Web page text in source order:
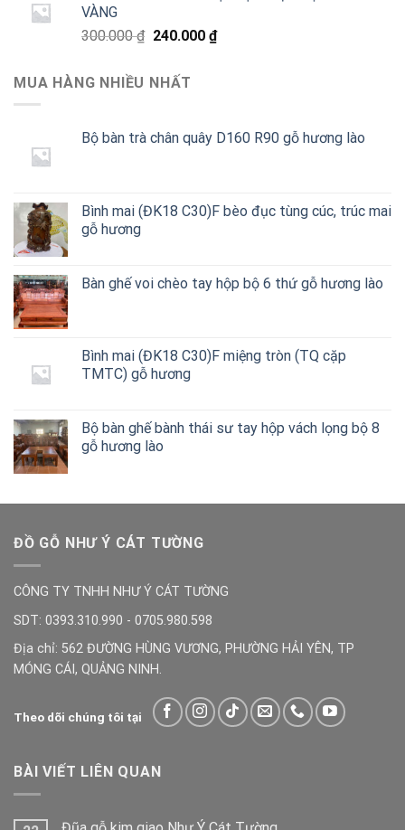
VÀNG
300.000₫ Giá
là:
300.000 ₫.
240.000 ₫Giá
MUA HÀNG NHIỀU NHẤT
Bộ bàn trà chân quây D160 R90 gỗ hương lào
Bình mai (ĐK18 C30)F bèo đục tùng cúc, trúc mai
gỗ hương
Bàn ghế voi chèo tay hộp bộ 6 thứ gỗ hương lào
Bình mai (ĐK18 C30)F miệng tròn (TQ cặp
TMTC) gỗ hương
Bộ bàn ghế bành thái sư tay hộp vách lọng bộ 8
gỗ hương lào
ĐỒ GỖ NHƯ Ý CÁT TƯỜNG
CÔNG TY TNHH NHƯ Ý CÁT TƯỜNG
SDT: 0393.310.990 - 0705.980.598
Địa chỉ: 562 ĐƯỜNG HÙNG VƯƠNG, PHƯỜNG HẢI YÊN, TP
MÓNG CÁI, QUẢNG NINH.
Theo dõi chúng tôi tại
BÀI VIẾT LIÊN QUAN